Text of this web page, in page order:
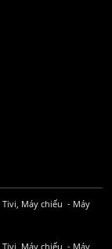
Tivi, Máy chiếu - Máy
Tivi, Máy chiếu - Máy